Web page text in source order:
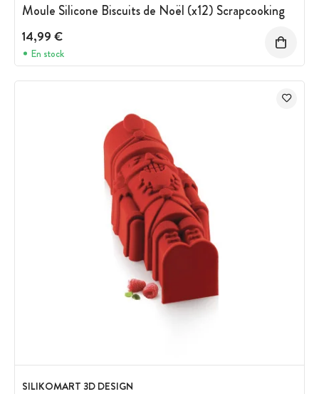
Moule Silicone Biscuits de Noël (x12) Scrapcooking
14,99 €
En stock
SILIKOMART 3D DESIGN